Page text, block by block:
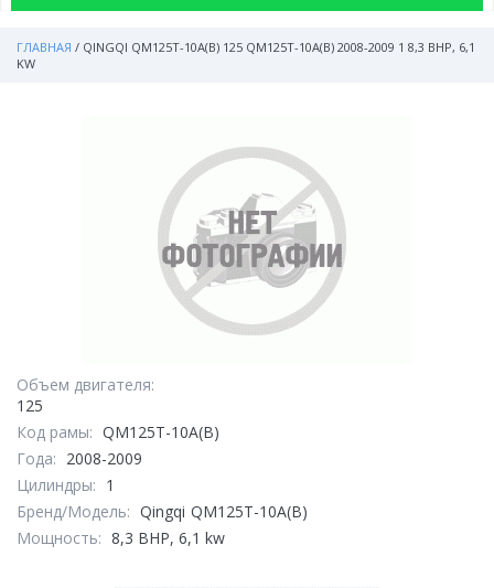
ГЛАВНАЯ / QINGQI QM125T-10A(B) 125 QM125T-10A(B) 2008-2009 1 8,3 BHP, 6,1
KW
Объем двигателя:
125
Код рамы: QM125T-10A(B)
Года: 2008-2009
Цилиндры: 1
Бренд/Модель: Qingqi QM125T-10A(B)
Мощность: 8,3 BHP, 6,1 kw